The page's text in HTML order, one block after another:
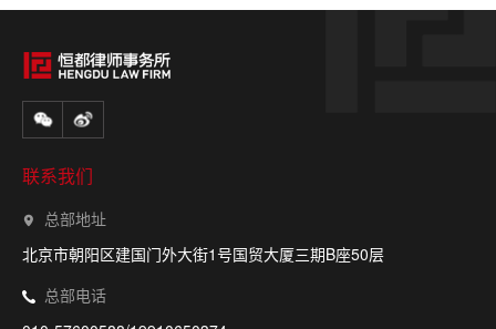
联系我们
总部地址
北京市朝阳区建国门外大街1号国贸大厦三期B座50层
总部电话